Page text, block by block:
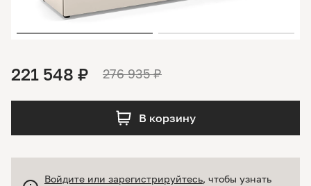
Войдите или зарегистрируйтесь, чтобы узнать
221 548 ₽ 276 935 ₽
В корзину